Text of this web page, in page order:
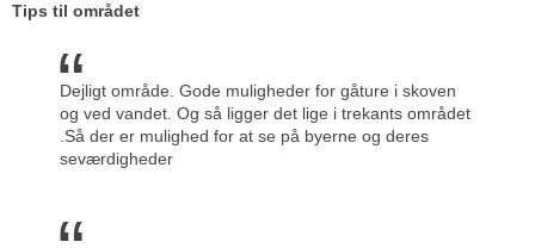
Tips til området
Dejligt område. Gode muligheder for gåture i skoven
og ved vandet. Og så ligger det lige i trekants området
.Så der er mulighed for at se på byerne og deres
seværdigheder